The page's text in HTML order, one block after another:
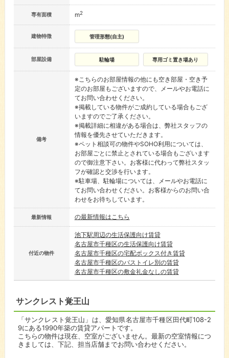
専有面積 m2
建物特徴 管理形態(自主)
部屋設備 駐輪場 専用ゴミ置き場あり
備考
※こちらのお部屋情報の他にも空き部屋・空き予
定のお部屋もございますので、メールやお電話に
てお問い合わせください。
※掲載している物件がご成約している場合もござ
いますのでご了承ください。
※掲載詳細に相違がある場合は、弊社スタッフの
情報を優先させていただきます。
※ペット相談可の物件やSOHO利用については、
お部屋ごとに禁止とされている場合もございます
ので御注意下さい。お客様に代わって弊社スタッ
フが確認と交渉を行います。
※駐車場、駐輪場については、メールやお電話に
てお問い合わせください。お客様からのお問い合
わせをお待ちしています。
最新情報 の最新情報はこちら
付近の物件
池下駅周辺の生活保護向け賃貸
名古屋市千種区の生活保護向け賃貸
名古屋市千種区の宅配ボックス付き賃貸
名古屋市千種区のバストイレ別の賃貸
名古屋市千種区の敷金礼金なしの賃貸
サンクレスト覚王山
「サンクレスト覚王山」は、愛知県名古屋市千種区田代町108-2
9にある1990年築の賃貸アパートです。
こちらの物件は現在、空室がございません。最新の空室情報につ
きましては、下記、担当店舗までお問い合わせください。